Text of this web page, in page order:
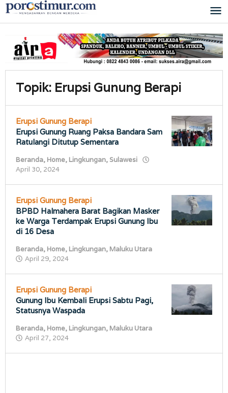
Lewati
ke
Topik: Erupsi Gunung Berapi
Erupsi Gunung Berapi
Erupsi Gunung Ruang Paksa Bandara Sam
Ratulangi Ditutup Sementara
Beranda, Home, Lingkungan, Sulawesi
April 30, 2024
Erupsi Gunung Berapi
BPBD Halmahera Barat Bagikan Masker
ke Warga Terdampak Erupsi Gunung Ibu
di 16 Desa
Beranda, Home, Lingkungan, Maluku Utara
April 29, 2024
Erupsi Gunung Berapi
Gunung Ibu Kembali Erupsi Sabtu Pagi,
Statusnya Waspada
Beranda, Home, Lingkungan, Maluku Utara
April 27, 2024